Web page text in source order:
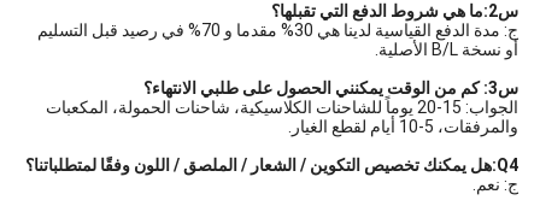
س2:ما هي شروط الدفع التي تقبلها؟
ج: مدة الدفع القياسية لدينا هي 30% مقدما و 70% في رصيد قبل التسليم
أو نسخة B/L الأصلية.
س3: كم من الوقت يمكنني الحصول على طلبي الانتهاء؟
الجواب: 15-20 يوماً للشاحنات الكلاسيكية، شاحنات الحمولة، المكعبات
والمرفقات، 5-10 أيام لقطع الغيار.
Q4:هل يمكنك تخصيص التكوين / الشعار / الملصق / اللون وفقًا لمتطلباتنا؟
ج: نعم.